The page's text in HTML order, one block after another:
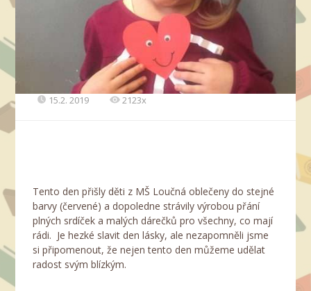
15.2. 2019 2123x
Tento den přišly děti z MŠ Loučná oblečeny do stejné
barvy (červené) a dopoledne strávily výrobou přání
plných srdíček a malých dárečků pro všechny, co mají
rádi. Je hezké slavit den lásky, ale nezapomněli jsme
si připomenout, že nejen tento den můžeme udělat
radost svým blízkým.